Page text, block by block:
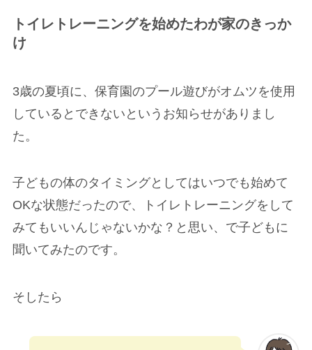
トイレトレーニングを始めたわが家のきっか
け
3歳の夏頃に、保育園のプール遊びがオムツを使用
しているとできないというお知らせがありまし
た。
子どもの体のタイミングとしてはいつでも始めて
OKな状態だったので、トイレトレーニングをして
みてもいいんじゃないかな？と思い、で子どもに
聞いてみたのです。
そしたら